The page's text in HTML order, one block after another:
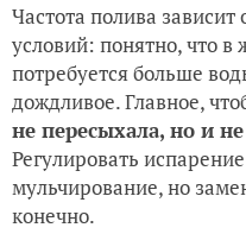
Частота полива
условий: понятно, что в
потребуется больше
дождливое. Главное,
не пересыхала, но и
Регулировать
мульчирование, но
конечно.